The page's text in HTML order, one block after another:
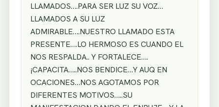
LLAMADOS….PARA SER LUZ SU VOZ…
LLAMADOS A SU LUZ
ADMIRABLE….NUESTRO LLAMADO ESTA
PRESENTE….LO HERMOSO ES CUANDO EL
NOS RESPALDA.. Y FORTALECE….
¡CAPACITA…..NOS BENDICE…Y AUQ EN
OCACIONES…NOS AGOTAMOS POR
DIFERENTES MOTIVOS…..SU